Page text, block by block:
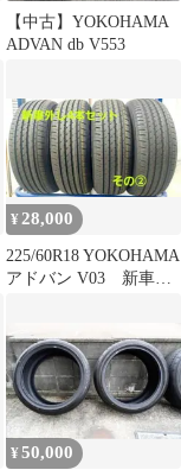
【中古】YOKOHAMA
ADVAN db V553
¥ 28,000
225/60R18 YOKOHAMA
アドバン V03 新車外
¥50,000